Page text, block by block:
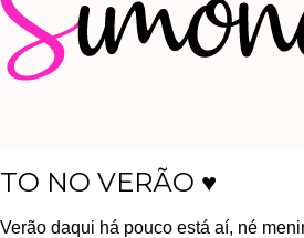
NO VERÃO ♥
Verão daqui há pouco está aí, né